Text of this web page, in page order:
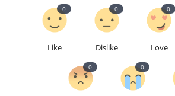
Like
0
Dislike
0
Love
0
0 0